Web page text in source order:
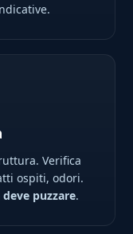
Verifica
ospiti, odori.
deve puzzare.